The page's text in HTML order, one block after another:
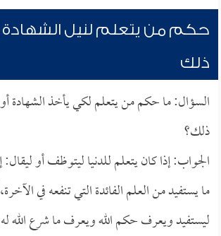
حكم من يتعلم لنيل الشهادة
ذلك
السؤال: ما حكم من يتعلم لكي يأخذ الشهادة أو
ذلك؟
الجواب: إذا كان يتعلم للدنيا ليتوظف أو ليقال:
ما يستفيد من العلم الفائدة التي تنفعه في
ليستفيد ويعرف حكم الله ويعرف ما شرع الله